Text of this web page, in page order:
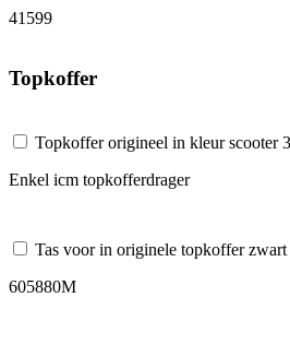
41599
Topkoffer
Topkoffer origineel in kleur scooter
Enkel icm topkofferdrager
Tas voor in originele topkoffer zwart
605880M